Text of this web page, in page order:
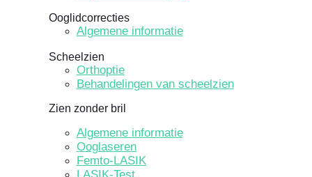
Ooglidcorrecties
Algemene informatie
Scheelzien
Orthoptie
Behandelingen van scheelzien
Zien zonder bril
Algemene informatie
Ooglaseren
Femto-LASIK